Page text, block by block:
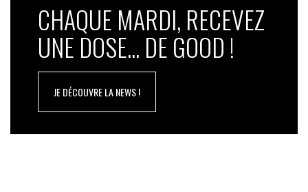
CHAQUE MARDI, RECEVEZ
UNE DOSE... DE GOOD !
JE DÉCOUVRE LA NEWS !